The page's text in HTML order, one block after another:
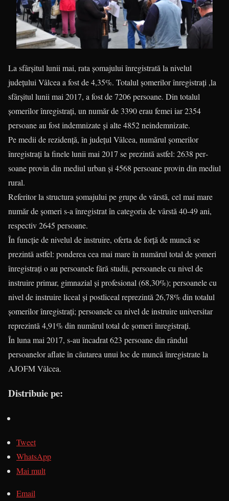
La sfârşitul lunii mai, rata şomajului înregistrată la nivelul
judeţului Vâlcea a fost de 4,35%. Totalul şomerilor înregistraţi ,la
sfârşitul lunii mai 2017, a fost de 7206 persoane. Din totalul
șomerilor înregistrați, un număr de 3390 erau femei iar 2354
persoane au fost indemnizate şi alte 4852 neindemnizate.
Pe medii de rezidenţă, în judeţul Vâlcea, numărul şome­rilor
înregistraţi la finele lunii mai 2017 se prezintă astfel: 2638 per­
soane provin din mediul urban şi 4568 persoane provin din mediul
rural.
Referitor la structura şoma­jului pe grupe de vârstă, cel mai mare
număr de şomeri s-a înregistrat în categoria de vârstă 40-49 ani,
respectiv 2645 persoane.
În funcţie de nivelul de ins­truire, oferta de forţă de muncă se
prezintă astfel: ponderea cea mai mare în numărul total de şomeri
înregistraţi o au persoa­nele fără studii, persoanele cu nivel de
instruire primar, gimna­zial şi profesional (68,30%); per­soanele cu
nivel de instruire liceal şi postliceal reprezintă 26,78% din totalul
şomerilor în­re­gistraţi; persoanele cu nivel de instruire universitar
reprezintă 4,91% din numărul total de şo­meri înregistraţi.
În luna mai 2017, s-au înca­d­rat 623 persoane din rândul
persoanelor aflate în căutarea unui loc de muncă înregistrate la
AJOFM Vâlcea.
Distribuie pe:
Tweet
WhatsApp
Mai mult
Email